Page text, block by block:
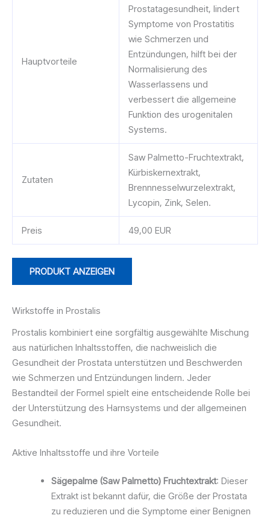
Hauptvorteile
Prostatagesundheit, lindert
Symptome von Prostatitis
wie Schmerzen und
Entzündungen, hilft bei der
Normalisierung des
Wasserlassens und
verbessert die allgemeine
Funktion des urogenitalen
Systems.
Zutaten
Saw Palmetto-Fruchtextrakt,
Kürbiskernextrakt,
Brennnesselwurzelextrakt,
Lycopin, Zink, Selen.
Preis 49,00 EUR
PRODUKT ANZEIGEN
Wirkstoffe in Prostalis
Prostalis kombiniert eine sorgfältig ausgewählte Mischung
aus natürlichen Inhaltsstoffen, die nachweislich die
Gesundheit der Prostata unterstützen und Beschwerden
wie Schmerzen und Entzündungen lindern. Jeder
Bestandteil der Formel spielt eine entscheidende Rolle bei
der Unterstützung des Harnsystems und der allgemeinen
Gesundheit.
Aktive Inhaltsstoffe und ihre Vorteile
Sägepalme (Saw Palmetto) Fruchtextrakt: Dieser
Extrakt ist bekannt dafür, die Größe der Prostata
zu reduzieren und die Symptome einer Benignen